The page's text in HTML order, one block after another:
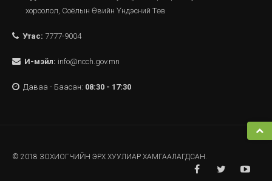
хороолол, Соёлын Өвийн Үндэсний Төв
Утас: 7777-9004
И-мэйл: info@ncch.gov.mn
Даваа - Баасан: 08:30 - 17:30
© 2018 ЗОХИОГЧИЙН ЭРХ ХУУЛИАР ХАМГААЛАГДСАН.